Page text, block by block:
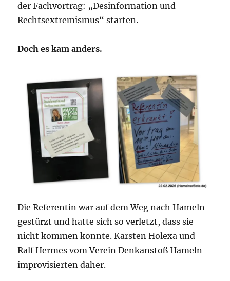
der Fachvortrag: „Desinformation und
Rechtsextremismus“ starten.
Doch es kam anders.
Die Referentin war auf dem Weg nach Hameln
gestürzt und hatte sich so verletzt, dass sie
nicht kommen konnte. Karsten Holexa und
Ralf Hermes vom Verein Denkanstoß Hameln
improvisierten daher.